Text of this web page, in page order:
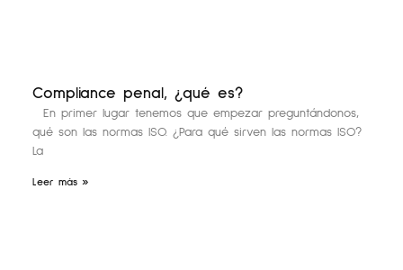
Compliance penal, ¿qué es?
En primer lugar tenemos que empezar preguntándonos,
qué son las normas ISO. ¿Para qué sirven las normas ISO?
La
Leer más »